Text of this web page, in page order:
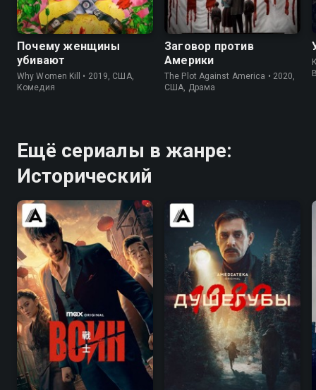
8.3 8.3
Почему женщины
убивают
Why Women Kill • 2019, США,
Комедия
6.7 7.3
Заговор против
Америки
The Plot Against America • 2020,
США, Драма
Ещё сериалы в жанре:
Исторический
8.2 8.4